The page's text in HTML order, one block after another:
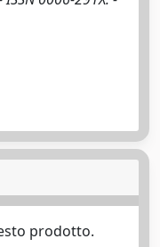
prodotto.